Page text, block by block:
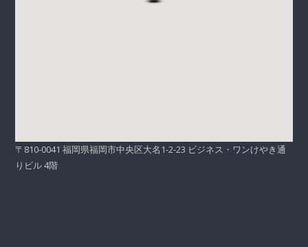
〒810-0041 福岡県福岡市中央区大名1-2-23 ビジネス・ワンけやき通
りビル 4階